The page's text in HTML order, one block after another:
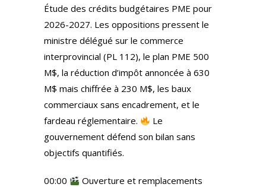
m
Étude des crédits budgétaires PME pour
2026-2027. Les oppositions pressent le
ministre délégué sur le commerce
interprovincial (PL 112), le plan PME 500
M$, la réduction d’impôt annoncée à 630
M$ mais chiffrée à 230 M$, les baux
commerciaux sans encadrement, et le
fardeau réglementaire.
Le
gouvernement défend son bilan sans
objectifs quantifiés.
00:00
Ouverture et remplacements